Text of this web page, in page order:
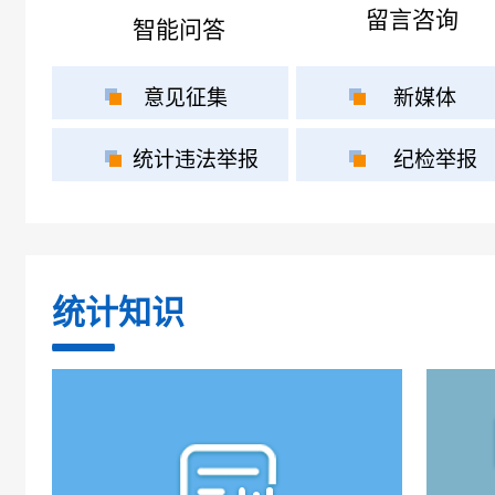
智能问答 留言咨询
意见征集 新媒体
统计违法举报 纪检举报
统计知识